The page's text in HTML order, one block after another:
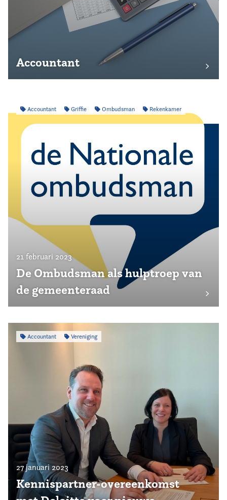
Accountant
Accountant Griffie Ombudsman Rekenkamer
21 februari 2023
De Ombudsman als hulptroep van
de gemeenteraad
Accountant Vereniging
27 januari 2023
Kennispartner-overeenkomst